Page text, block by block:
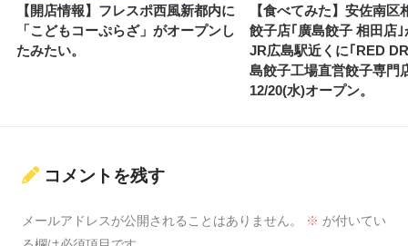
【開店情報】フレスポ西風新都内に
「こどもコーぷらざ」がオープンし
たみたい。
【食べてみた】安佐南区
餃子店｢廣島餃子 相田店
JR広島駅近くに｢RED
島餃子工場直営餃子専門
12/20(水)オープン。
コメントを残す
メールアドレスが公開されることはありません。 ※ が付いてい